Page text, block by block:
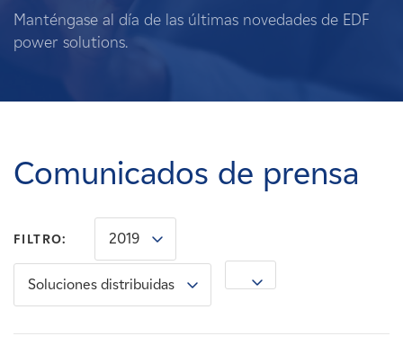
Terratenientes
Carreras
Noticias
Manténgase al día de las últimas novedades de EDF
power solutions.
Comunicados de prensa
FILTRO: 2019
Soluciones distribuidas